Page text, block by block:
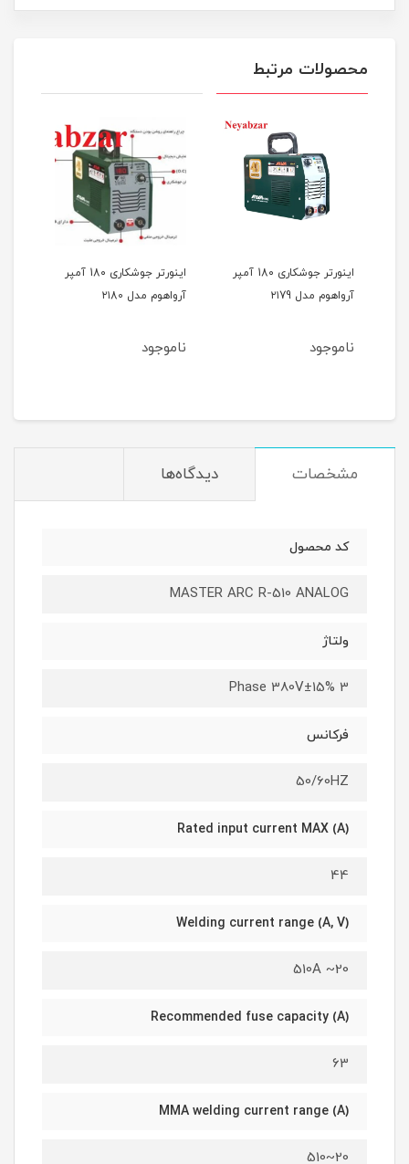
محصولات مرتبط
اینورتر جوشکاری 18۰ آمپر
آرواهوم مدل ۲۱79
ناموجود
اینورتر جوشکاری 18۰ آمپر
آرواهوم مدل ۲۱80
ناموجود
مشخصات دیدگاه‌ها
کد محصول
MASTER ARC R-510 ANALOG
ولتاژ
3 Phase 380V±15%
فرکانس
50/60HZ
Rated input current MAX (A)
44
Welding current range (A, V)
20~ 510A
Recommended fuse capacity (A)
63
MMA welding current range (A)
20~510